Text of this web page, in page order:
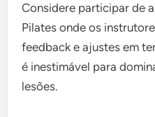
Considere participar de
Pilates onde os
feedback e ajustes em
é inestimável para
lesões.